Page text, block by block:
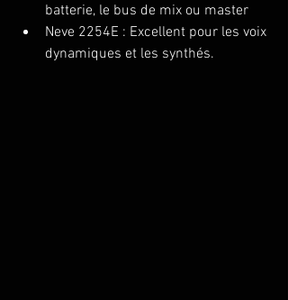
batterie, le bus de mix ou master
Neve 2254E : Excellent pour les voix
dynamiques et les synthés.